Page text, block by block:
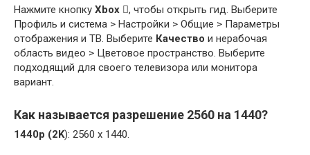
Нажмите кнопку Xbox , чтобы открыть гид. Выберите
Профиль и система > Настройки > Общие > Параметры
отображения и ТВ. Выберите Качество и нерабочая
область видео > Цветовое пространство. Выберите
подходящий для своего телевизора или монитора
вариант.
Как называется разрешение 2560 на 1440?
1440p (2K): 2560 x 1440.